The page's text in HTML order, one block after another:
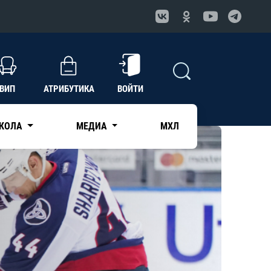
АТРИБУТИКА ВОЙТИ
МЕДИА МХЛ